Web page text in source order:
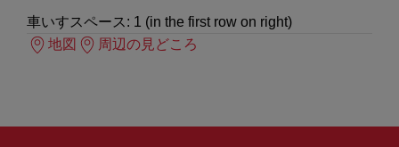
車いすスペース: 1 (in the first row on right)
地図
周辺の見どころ